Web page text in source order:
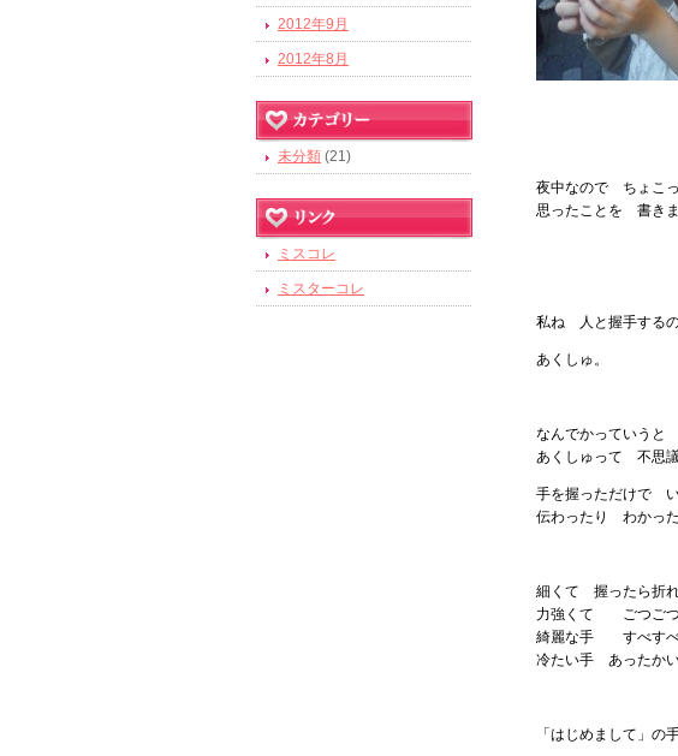
夜中なので ちょこ
思ったことを 書き
私ね 人と握手する
あくしゅ。
なんでかっていうと
あくしゅって 不思
手を握っただけで
伝わったり わかっ
細くて 握ったら折
力強くて ごつご
綺麗な手 すべすべ
冷たい手 あったか
「はじめまして」の
2012年9月
2012年8月
未分類 (21)
ミスコレ
ミスターコレ